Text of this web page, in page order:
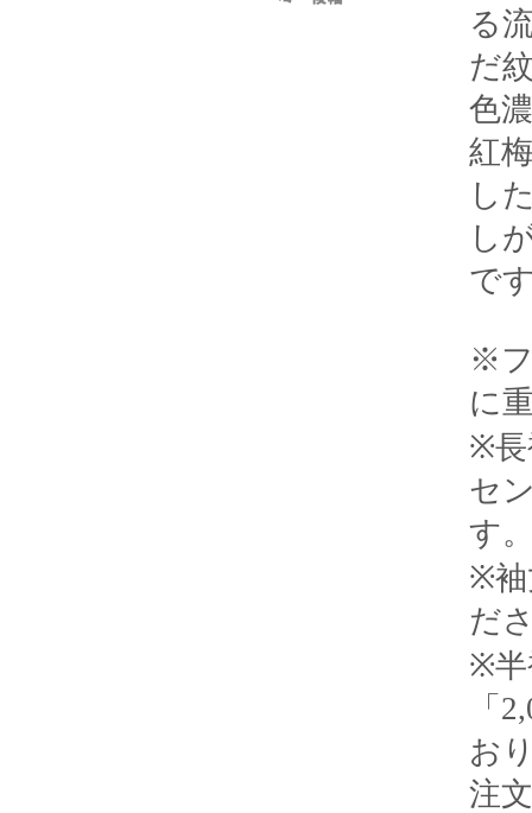
る
だ
色
紅
し
し
で
※フ
に
※長
セ
す
※袖
だ
※半
「
お
注